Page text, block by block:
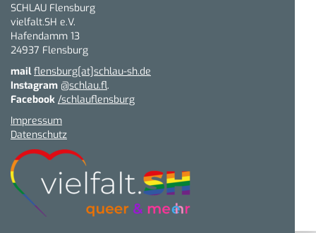
SCHLAU Flensburg
vielfalt.SH e.V.
Hafendamm 13
24937 Flensburg
mail flensburg[at]schlau-sh.de
Instagram @schlau.fl.
Facebook /schlauflensburg
Impressum
Datenschutz